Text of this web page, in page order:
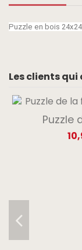
Puzzle en bois
Les clients
Puzzle